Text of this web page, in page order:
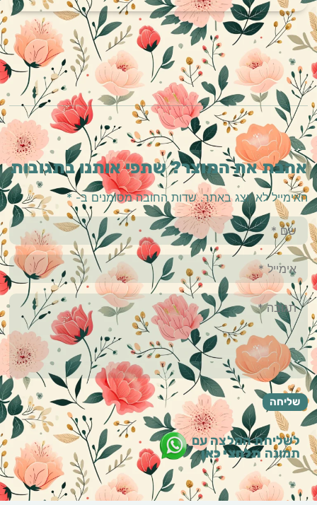
אהבת את המוצר? שתפי אותנו בתגובות
האימייל לא יוצג באתר. שדות החובה מסומנים ב- *
לשליחת המלצה עם
תמונהתלחצי כאן